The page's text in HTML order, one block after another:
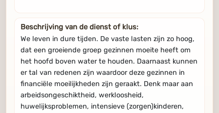
Beschrijving van de dienst of klus:
We leven in dure tijden. De vaste lasten zijn zo hoog,
dat een groeiende groep gezinnen moeite heeft om
het hoofd boven water te houden. Daarnaast kunnen
er tal van redenen zijn waardoor deze gezinnen in
financiële moeilijkheden zijn geraakt. Denk maar aan
arbeidsongeschiktheid, werkloosheid,
huwelijksproblemen, intensieve (zorgen)kinderen,